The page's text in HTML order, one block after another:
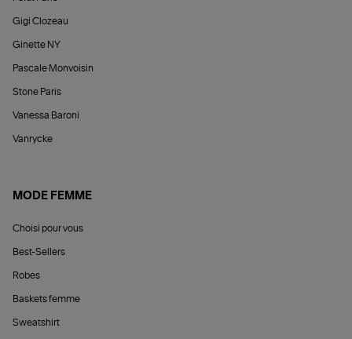
Gigi Clozeau
Ginette NY
Pascale Monvoisin
Stone Paris
Vanessa Baroni
Vanrycke
MODE FEMME
Choisi pour vous
Best-Sellers
Robes
Baskets femme
Sweatshirt